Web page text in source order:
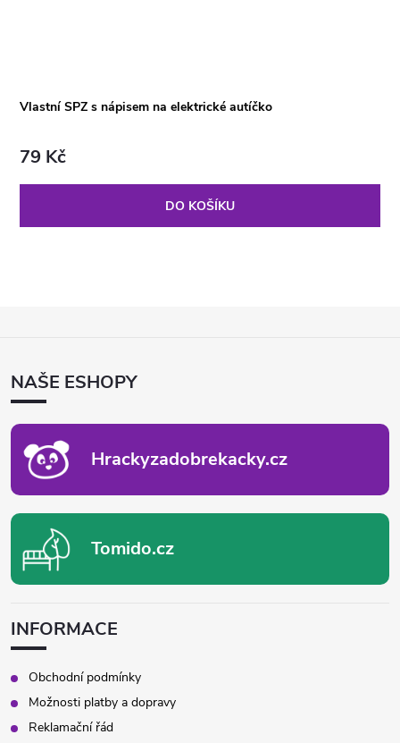
Vlastní SPZ s nápisem na elektrické autíčko
79 Kč
DO KOŠÍKU
ANAŠE ESHOPY
Hrackyzadobrekacky.cz
Tomido.cz
INFORMACE
Obchodní podmínky
Možnosti platby a dopravy
Reklamační řád